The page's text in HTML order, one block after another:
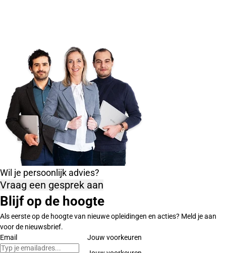
Wil je persoonlijk advies?
Vraag een gesprek aan
Blijf op de hoogte
Als eerste op de hoogte van nieuwe opleidingen en acties? Meld je aan
voor de nieuwsbrief.
Email
Jouw voorkeuren